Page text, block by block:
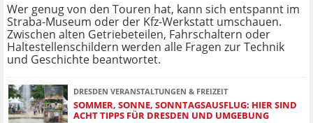
Wer genug von den Touren hat, kann sich entspannt im
Straba-Museum oder der Kfz-Werkstatt umschauen.
Zwischen alten Getriebeteilen, Fahrschaltern oder
Haltestellenschildern werden alle Fragen zur Technik
und Geschichte beantwortet.
DRESDEN VERANSTALTUNGEN & FREIZEIT
SOMMER, SONNE, SONNTAGSAUSFLUG: HIER SIND
ACHT TIPPS FÜR DRESDEN UND UMGEBUNG